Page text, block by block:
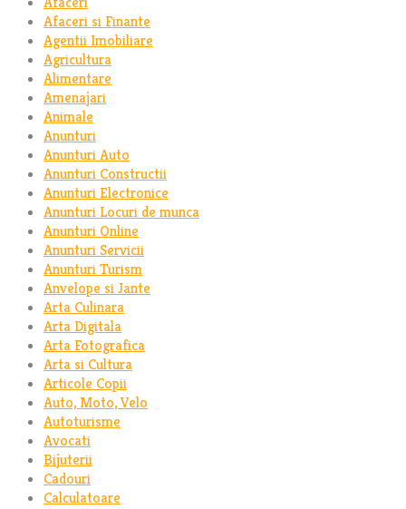
Afaceri si Finante
Agentii Imobiliare
Agricultura
Alimentare
Amenajari
Animale
Anunturi
Anunturi Auto
Anunturi Constructii
Anunturi Electronice
Anunturi Locuri de munca
Anunturi Online
Anunturi Servicii
Anunturi Turism
Anvelope si Jante
Arta Culinara
Arta Digitala
Arta Fotografica
Arta si Cultura
Articole Copii
Auto, Moto, Velo
Autoturisme
Avocati
Bijuterii
Cadouri
Calculatoare